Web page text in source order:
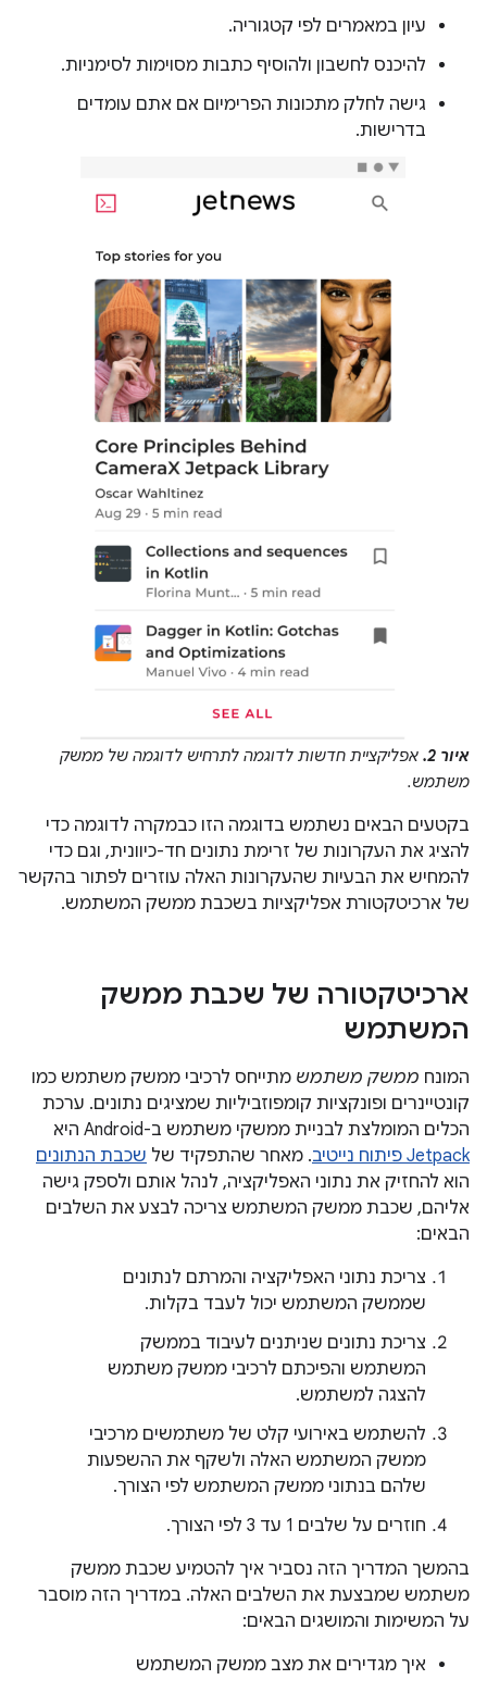
עיון במאמרים לפי קטגוריה.
להיכנס לחשבון ולהוסיף כתבות מסוימות לסימניות.
גישה לחלק מתכונות הפרימיום אם אתם עומדים
בדרישות.
איור 2.
אפליקציית חדשות לדוגמה לתרחיש לדוגמה של ממשק
משתמש.
בקטעים הבאים נשתמש בדוגמה הזו כבמקרה לדוגמה כדי
להציג את העקרונות של זרימת נתונים חד-כיוונית, וגם כדי
להמחיש את הבעיות שהעקרונות האלה עוזרים לפתור בהקשר
של ארכיטקטורת אפליקציות בשכבת ממשק המשתמש.
ארכיטקטורה של שכבת ממשק
המשתמש
המונח ממשק משתמש מתייחס לרכיבי ממשק משתמש כמו
קונטיינרים ופונקציות קומפוזביליות שמציגים נתונים. ערכת
הכלים המומלצת לבניית ממשקי משתמש ב-Android היא
Jetpack פיתוח נייטיב
. מאחר שהתפקיד של שכבת הנתונים
הוא להחזיק את נתוני האפליקציה, לנהל אותם ולספק גישה
אליהם, שכבת ממשק המשתמש צריכה לבצע את השלבים
הבאים:
צריכת נתוני האפליקציה והמרתם לנתונים
שממשק המשתמש יכול לעבד בקלות.
צריכת נתונים שניתנים לעיבוד בממשק
המשתמש והפיכתם לרכיבי ממשק משתמש
להצגה למשתמש.
להשתמש באירועי קלט של משתמשים מרכיבי
ממשק המשתמש האלה ולשקף את ההשפעות
שלהם בנתוני ממשק המשתמש לפי הצורך.
חוזרים על שלבים 1 עד 3 לפי הצורך.
בהמשך המדריך הזה נסביר איך להטמיע שכבת ממשק
משתמש שמבצעת את השלבים האלה. במדריך הזה מוסבר
על המשימות והמושגים הבאים:
איך מגדירים את מצב ממשק המשתמש